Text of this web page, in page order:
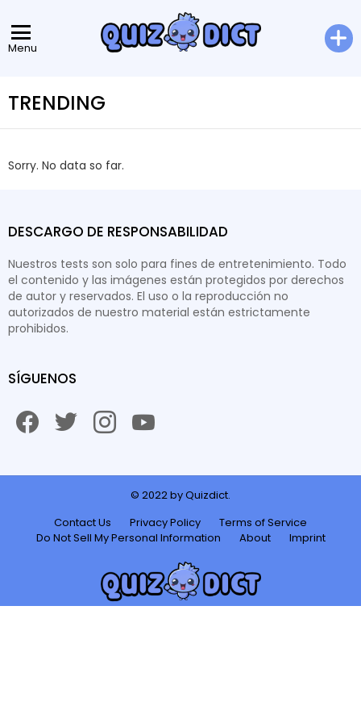
Menu
TRENDING
Sorry. No data so far.
DESCARGO DE RESPONSABILIDAD
Nuestros tests son solo para fines de entretenimiento. Todo
el contenido y las imágenes están protegidos por derechos
de autor y reservados. El uso o la reproducción no
autorizados de nuestro material están estrictamente
prohibidos.
SÍGUENOS
© 2022 by Quizdict.
Contact Us
Privacy Policy
Terms of Service
Do Not Sell My Personal Information
About Imprint